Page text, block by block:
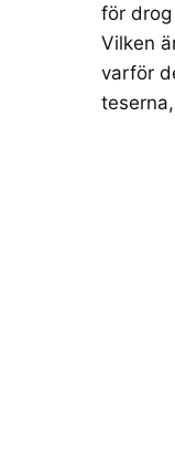
för
Vilken
varför
teserna